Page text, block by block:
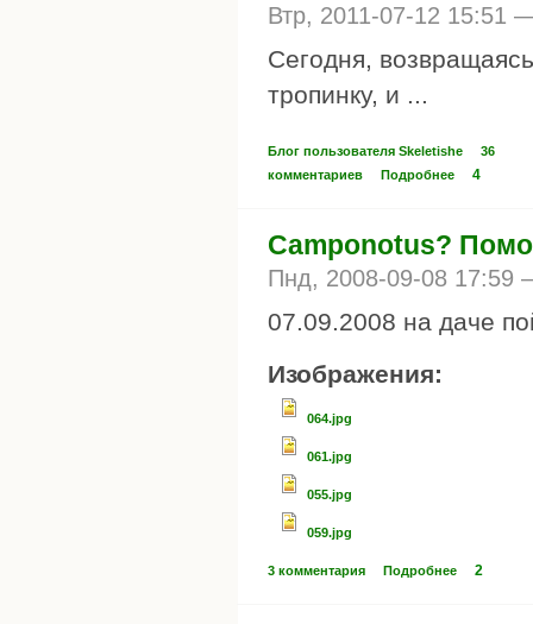
Втр, 2011-07-12 15:51
Сегодня,
тропинку, и ...
Блог пользователя Skeletishe
36
комментариев
Подробнее 4
Camponotus?
Пнд, 2008-09-08
07.09.2008 на даче
Изображения:
064.jpg
061.jpg
055.jpg
059.jpg
3 комментария Подробнее 2